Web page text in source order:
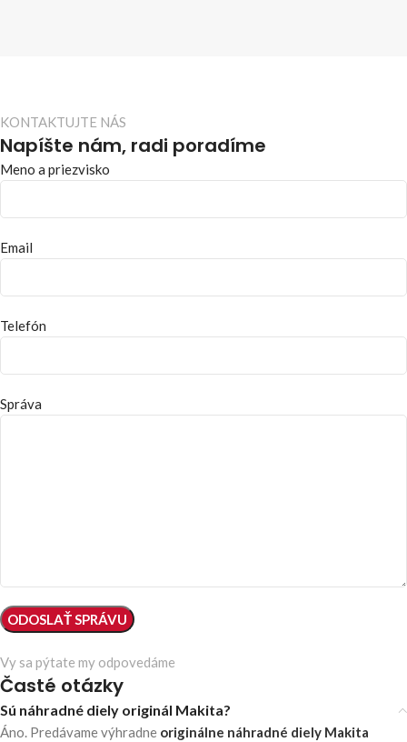
Vy sa pýtate my odpovedáme
Časté otázky
Sú náhradné diely originál Makita?
Áno. Predávame výhradne originálne náhradné diely Makita
KONTAKTUJTE NÁS
Napíšte nám, radi poradíme
Meno a priezvisko
Email
Telefón
Správa